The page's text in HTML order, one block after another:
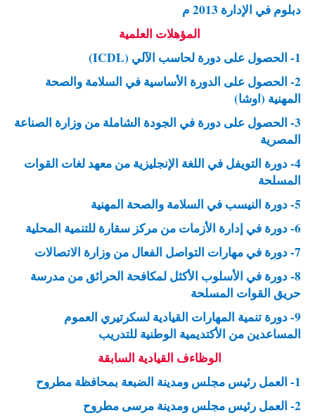
دبلوم في الإدارة 2013 م
المؤهلات العلمية
1- الحصول على دورة لحاسب الآلي (ICDL)
2- الحصول على الدورة الأساسية في السلامة والصحة
المهنية (اوشا)
3- الحصول على دورة في الجودة الشاملة من وزارة الصناعة
المصرية
4- دورة التويفل في اللغة الإنجليزية من معهد لغات القوات
المسلحة
5- دورة النيسب في السلامة والصحة المهنية
6- دورة في إدارة الأزمات من مركز سقارة للتنمية المحلية
7- دورة في مهارات التواصل الفعال من وزارة الاتصالات
8- دورة في الأسلوب الأكثل لمكافحة الحرائق من مدرسة
حريق القوات المسلحة
9- دورة تنمية المهارات القيادية لسكرتيري العموم
المساعدين من الأكتديمية الوطنية للتدريب
الوظاءف القيادية السابقة
1- العمل رئيس مجلس ومدينة الضبعة بمحافظة مطروح
2- العمل رئيس مجلس ومدينة مرسى مطروح